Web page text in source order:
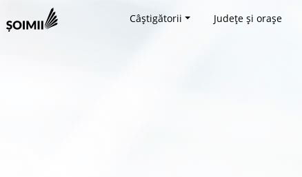
Câștigătorii Județe și orașe